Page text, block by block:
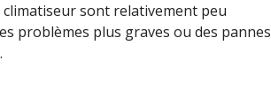
sont relativement peu
problèmes plus graves ou des pannes